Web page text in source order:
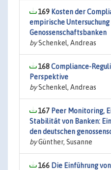
169 Kosten der
empirische
Genossenschaftsbanken
bySchenkel, Andreas
168Compliance-
Perspektive
bySchenkel, Andreas
167 Peer Monitoring,
Stabilität von Banken:
den deutschen
byGünther, Susanne
166 Die Einführung